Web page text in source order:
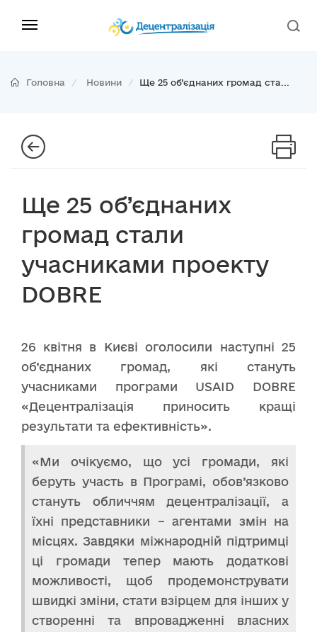
Головна Новини Ще 25 об’єднаних громад ста...
Ще 25 об’єднаних
громад стали
учасниками проекту
DOBRE
26 квітня в Києві оголосили наступні 25
об’єднаних громад, які стануть
учасниками програми USAID DOBRE
«Децентралізація приносить кращі
результати та ефективність».
«Ми очікуємо, що усі громади, які
беруть участь в Програмі, обов’язково
стануть обличчям децентралізації, а
їхні представники – агентами змін на
місцях. Завдяки міжнародній підтримці
ці громади тепер мають додаткові
можливості, щоб продемонструвати
швидкі зміни, стати взірцем для інших у
створенні та впровадженні власних